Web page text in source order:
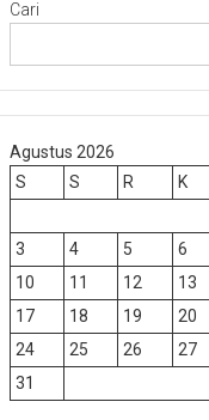
Cari
Agustus 2026
S
S R K
3
4 5 6
10
11 12 13
17
18 19 20
24
25 26 27
31